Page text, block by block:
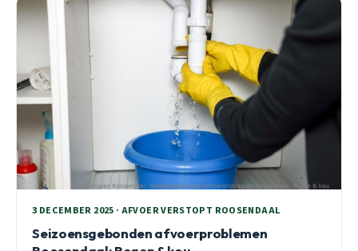
3 DECEMBER 2025 · AFVOER VERSTOPT ROOSENDAAL
Seizoensgebonden afvoerproblemen